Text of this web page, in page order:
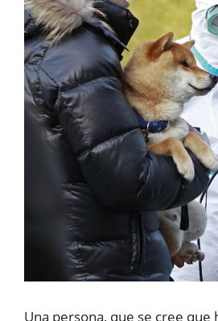
Una persona, que se cree que